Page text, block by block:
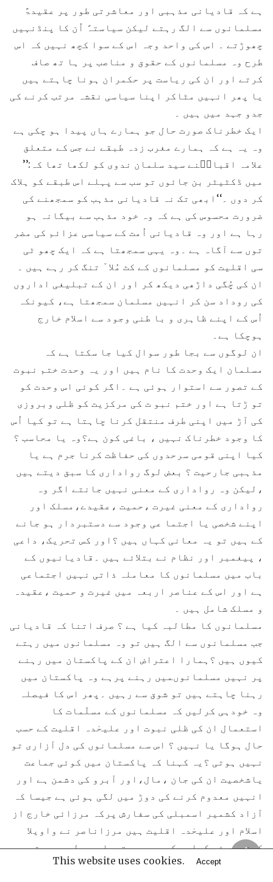
ہے کہ قادیانی مذہبی اور معاشرتی طور پر عقیدۃً
مسلمانوں سے الگ رہتے لیکن سیاستہً اُن کا پنڈنہیں
چھوڑتے ۔ اس کی واحد وجہ اس کے سوا کچھ نہیں کہ اس
طرح وہ مسلمانوں کے حقوق و مناصب پر ہا تھ صاف
کرتے اور ان کی ریاست پر حکمران ہونا چاہتے ہیں
یا پھر انہیں مٹاکر اپنا سیاسی نقشہ مرتب کرنے کی
جدو جہد میں ہیں ۔
ایک خطرناک صورت حال جو ہمارے ہاں پیدا ہو چکی ہے
وہ یہ ہے کہ ہمارے مغرب زدہ طبقے نے جس کے متعلق
علامہ اقبالؒنے سید سلمان ندوی کو لکھا تھا کہ:’’
میں ڈکٹیٹر بن جائوں تو سب سے پہلے اس طبقے کو ہلاک
کر دوں ۔‘‘ابھی تک نہ قادیانی مذہب کو سمجھنے کی
ضرورت محسوس کی ہے کہ وہ خود مذہب سے بیگانہ ہو
رہا ہے اور وہ قادیانی اُمت کے سیاسی عزائم کی مضر
توں سے آگاہ ہے ۔وہ یہی سمجھتا ہے کہ ایک چھو ٹی
سی اقلیت کو مسلمانوں کے کٹ مُلا ّ تنگ کر رہے ہیں ۔
ان کی چُگی داڑھی دیکھ کر اور ان کے تبلیغی اداروں
کی روداد سن کر انہیں مسلمان سمجھتا ہے، کیونکہ
اُس کے اپنے ظاہری و با طنی وجود سے اسلام خارج
ہوچکا ہے۔
ان لوگوں سے بجا طور سوال کیا جا سکتا ہے کہ
مسلمان ایک وحدت کا نام ہیں اور یہ وحدت ختم نبوت
کے تصور سے استوار ہوئی ہے ۔اگر کوئی اس وحدت کو
تو ڑتا ہے اور ختم نبو ت کی مرکزیت کو ظلی وبروزی
کی آڑ میں اپنی طرف منتقل کرنا چاہتا ہے تو کیا اُس
کا وجود خطرناک نہیں ، باغی کون ہے؟وہ یا محاسب ؟
کیا اپنی قومی سرحدوں کی حفاظت کرنا جرم ہے یا
مذہبی جارحیت ؟ بعض لوگ رواداری کا سبق دیتے ہیں
،لیکن وہ رواداری کے معنی نہیں جانتے اگر وہ
رواداری کے معنی غیرت ،حمیت ،عقیدے،مسلک اور
اپنے شخصی یا اجتما عی وجود سے دستبردار ہو جانے
کے ہیں تو یہ معانی کہاں ہیں ؟اور کس تحریک، داعی
، پیغمبر اور نظام نے بتلائے ہیں ۔قادیانیوں کے
باب میں مسلمانوں کا معاملہ ذاتی نہیں اجتماعی
ہے اور اس کے عناصر اربعہ میں غیرت و حمیت ،عقیدہ
و مسلک شامل ہیں ۔
مسلمانوں کا مطالبہ کیا ہے ؟ صرف اتنا کہ قادیانی
جب مسلمانوں سے الگ ہیں تو وہ مسلمانوں میں رہتے
کیوں ہیں ؟ہمارا اعتراض ان کے پاکستان میں رہنے
پر نہیں مسلمانوںمیں رہنے پرہے وہ پاکستان میں
رہنا چاہتے ہیں تو شوق سے رہیں ۔پھر اس کا فیصلہ
وہ خودہی کرلیں کہ مسلمانوں کے مسلّمات کا
استعمال ان کی ظلی نبوت اور علیحٰدہ اقلیت کے حسب
حال ہوگا یا نہیں ؟ اس سے مسلمانوں کی دل آزاری تو
نہیں ہوتی ؟یہ کہنا کہ پاکستان میں کوئی جماعت
یاشخصیت ان کی جان ،مال،اور آبرو کی دشمن ہے اور
انہیں معدوم کرنے کی دوڑ میں لگی ہوئی ہے جیسا کہ
آزاد کشمیر اسمبلی کی سفارش پرکہ مرزائی خارج از
اسلام اور علیحٰدہ اقلیت ہیں مرزاناصر نے واویلا
کرتے ہوئے کہاہے کہ ہم سر ہتھیلی پر لیے پھرتے
ہیں اور وقت آنے پردنیا دیکھ لے گی کہ جان
This website uses cookies. Accept